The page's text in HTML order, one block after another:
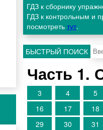
ГДЗ к сборнику
ГДЗ к контрольным и
посмотреть тут.
БЫСТРЫЙ ПОИСК
Часть 1.
3 4 5
16
17 18
29
30 31